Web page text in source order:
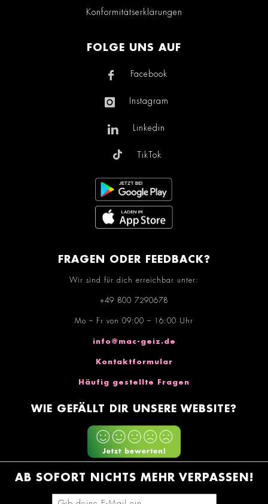
Konformitätserklärungen
FOLGE UNS AUF
Facebook
Instagram
Linkedin
TikTok
FRAGEN ODER FEEDBACK?
Wir sind für dich erreichbar unter:
+49 800 7290678
Mo – Fr von 09:00 – 16:00 Uhr
info@mac-geiz.de
Kontaktformular
Häufig gestellte Fragen
WIE GEFÄLLT DIR UNSERE WEBSITE?
AB SOFORT NICHTS MEHR VERPASSEN!
E-Mail-Adresse eingeben